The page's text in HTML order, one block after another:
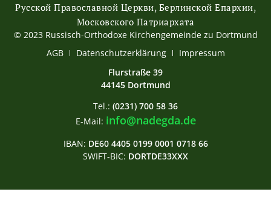
Русской Православной Церкви, Берлинской Епархии,
Московского Патриархата
© 2023 Russisch-Orthodoxe Kirchengemeinde zu Dortmund
АGB
Datenschutzerklärung
Impressum
Flurstraße 39
44145 Dortmund
Tel.: (0231) 700 58 36
E-Mail: info@nadegda.de
IBAN: DE60 4405 0199 0001 0718 66
SWIFT-BIC: DORTDE33XXX